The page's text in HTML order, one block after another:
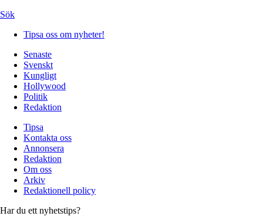
Sök
Tipsa oss om nyheter!
Senaste
Svenskt
Kungligt
Hollywood
Politik
Redaktion
Tipsa
Kontakta oss
Annonsera
Redaktion
Om oss
Arkiv
Redaktionell policy
Har du ett nyhetstips?